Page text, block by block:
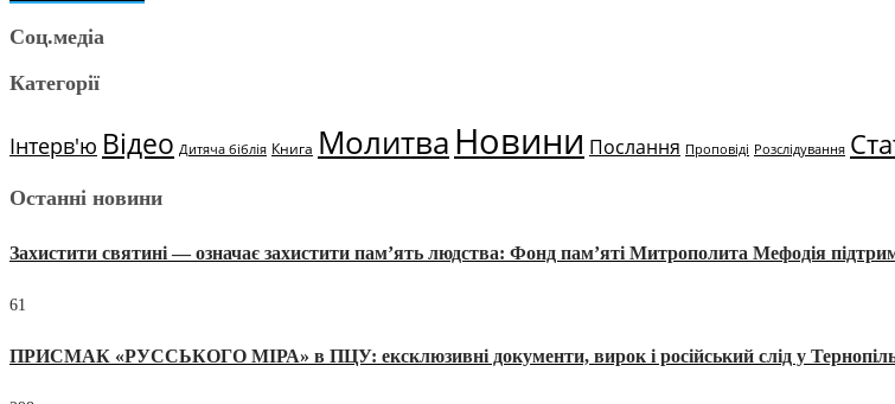
Соц.медіа
Категорії
Інтерв'ю Відео Дитяча біблія Книга МолитваНовини Послання Проповіді Розслідування
Останні новини
Захистити святині — означає захистити пам’ять людства: Фонд пам’яті Митрополита Мефодія
61
ПРИСМАК «РУССЬКОГО МІРА» в ПЦУ: ексклюзивні документи, вирок і російський слід у